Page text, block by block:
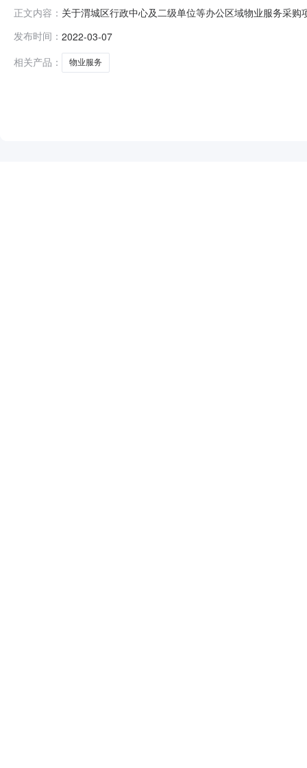
正文内容： 关于渭城区行政中心及二级单位等办公区域物业服务采
递交截止时间及开标时间为：2022年3月9日09：00，变
发布时间： 2022-03-07
相关产品：
物业服务